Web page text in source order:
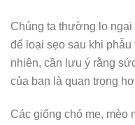
Chúng ta thường lo ngại
để loại sẹo sau khi phẫu
nhiên, cần lưu ý rằng
của bạn là quan trọng
Các giống chó mẹ, mèo